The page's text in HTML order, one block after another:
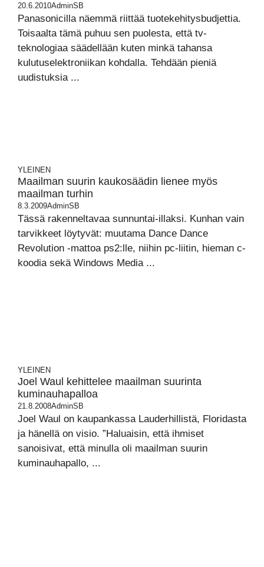
20.6.2010AdminSB
Panasonicilla näemmä riittää tuotekehitysbudjettia.
Toisaalta tämä puhuu sen puolesta, että tv-
teknologiaa säädellään kuten minkä tahansa
kulutuselektroniikan kohdalla. Tehdään pieniä
uudistuksia ...
YLEINEN
Maailman suurin kaukosäädin lienee myös
maailman turhin
8.3.2009AdminSB
Tässä rakenneltavaa sunnuntai-illaksi. Kunhan vain
tarvikkeet löytyvät: muutama Dance Dance
Revolution -mattoa ps2:lle, niihin pc-liitin, hieman c-
koodia sekä Windows Media ...
YLEINEN
Joel Waul kehittelee maailman suurinta
kuminauhapalloa
21.8.2008AdminSB
Joel Waul on kaupankassa Lauderhillistä, Floridasta
ja hänellä on visio. ”Haluaisin, että ihmiset
sanoisivat, että minulla oli maailman suurin
kuminauhapallo, ...